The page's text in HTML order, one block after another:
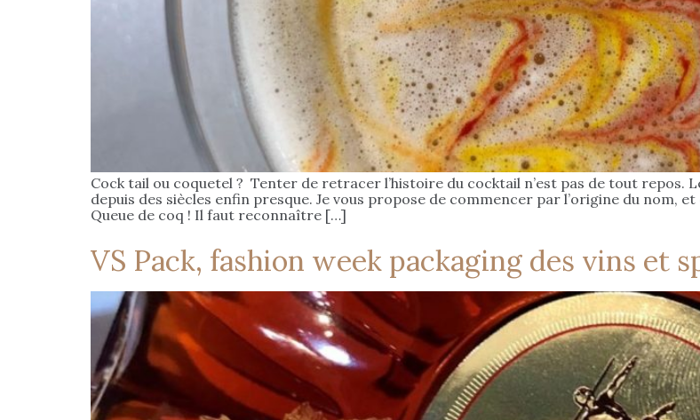
Cock tail ou coquetel ? Tenter de retracer l’histoire du cocktail n’est pas de tout repos.
depuis des siècles enfin presque. Je vous propose de commencer par l’origine du nom,
Queue de coq ! Il faut reconnaître […]
VS Pack, fashion week packaging des vins et